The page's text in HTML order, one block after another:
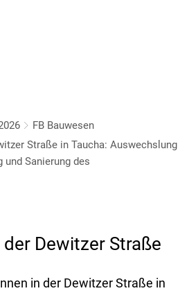
FB Bauwesen
Straße in Taucha: Auswechslung
Sanierung des
Dewitzer Straße
in der Dewitzer Straße in